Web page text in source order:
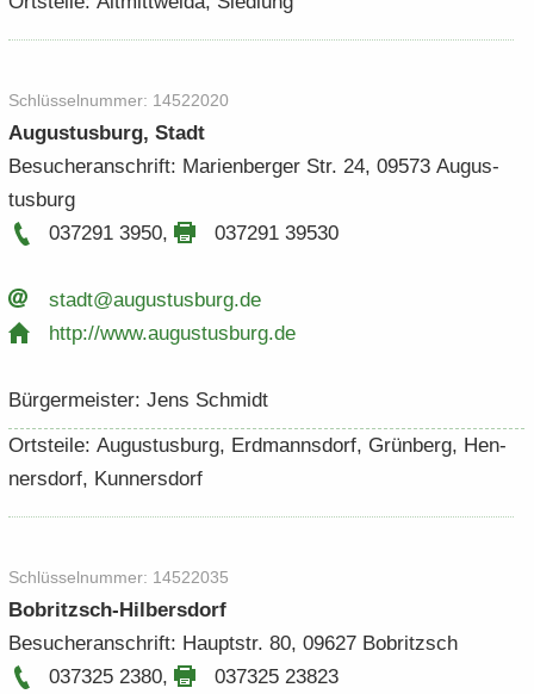
Schlüs­sel­num­mer: 14522020
Au­gus­tus­burg, Stadt
Be­su­cher­an­schrift: Ma­ri­en­ber­ger Str. 24, 09573 Au­gus­
tus­burg
037291 3950, 037291 39530
stadt@au­gus­tus­burg.​de
http:/​/​www.​augustusburg.​de
Bür­ger­meis­ter: Jens Schmidt
Orts­tei­le: Au­gus­tus­burg, Erd­manns­dorf, Grün­berg, Hen­
ners­dorf, Kun­ners­dorf
Schlüs­sel­num­mer: 14522035
Bobritzsch-​Hilbersdorf
Be­su­cher­an­schrift: Haupt­str. 80, 09627 Bobritzsch
037325 2380, 037325 23823